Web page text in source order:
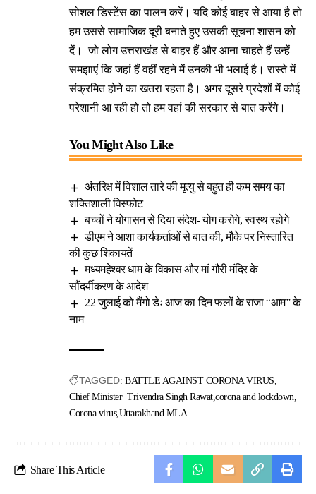
सोशल डिस्टेंस का पालन करें। यदि कोई बाहर से आया है तो
हम उससे सामाजिक दूरी बनाते हुए उसकी सूचना शासन को
दें। जो लोग उत्तराखंड से बाहर हैं और आना चाहते हैं उन्हें
समझाएं कि जहां हैं वहीं रहने में उनकी भी भलाई है। रास्ते में
संक्रमित होने का खतरा रहता है। अगर दूसरे प्रदेशों में कोई
परेशानी आ रही हो तो हम वहां की सरकार से बात करेंगे।
You Might Also Like
अंतरिक्ष में विशाल तारे की मृत्यु से बहुत ही कम समय का
शक्तिशाली विस्फोट
बच्चों ने योगासन से दिया संदेश- योग करोगे, स्वस्थ रहोगे
डीएम ने आशा कार्यकर्ताओं से बात की, मौके पर निस्तारित
की कुछ शिकायतें
मध्यमहेश्वर धाम के विकास और मां गौरी मंदिर के
सौंदर्यीकरण के आदेश
22 जुलाई को मैंगो डेः आज का दिन फलों के राजा “आम” के
नाम
TAGGED: BATTLE AGAINST CORONA VIRUS
Chief Minister Trivendra Singh Rawat corona and lockdown
Corona virus Uttarakhand MLA
Share This Article